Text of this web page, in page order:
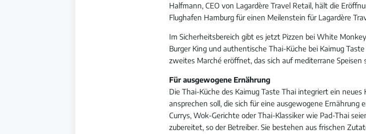
Halfmann, CEO von Lagardère Travel Retail, hält die
Flughafen Hamburg für einen Meilenstein für Lagardère
Im Sicherheitsbereich gibt es jetzt Pizzen bei White
Burger King und authentische Thai-Küche bei Kaimug
zweites Marché eröffnet, das sich auf mediterrane Speisen
Für ausgewogene Ernährung
Die Thai-Küche des Kaimug Taste Thai integriert ein neues
ansprechen soll, die sich für eine ausgewogene
Currys, Wok-Gerichte oder Thai-Klassiker wie Pad-Thai
zubereitet, so der Betreiber. Sie bestehen aus frischen